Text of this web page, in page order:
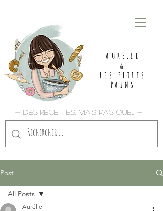
AURELIE
&
LES PETITS
PAINS
- Des recettes, mais pas que... -
Post
All Posts
Aurélie